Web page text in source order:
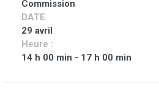
Commission
DATE
29 avril
Heure :
14 h 00 min - 17 h 00 min